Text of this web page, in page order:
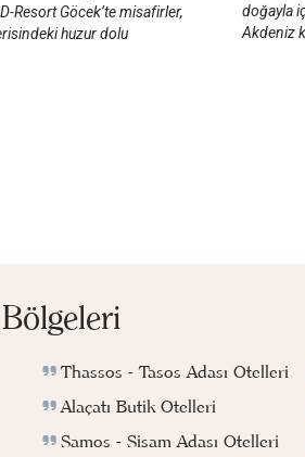
Resort Göcek’te misafirler,
huzur dolu
doğayla
Akdeniz
Thassos - Tasos Adası Otelleri
Alaçatı Butik Otelleri
Samos - Sisam Adası Otelleri